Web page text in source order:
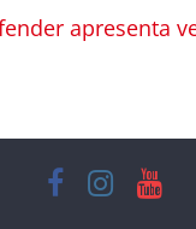
apresenta